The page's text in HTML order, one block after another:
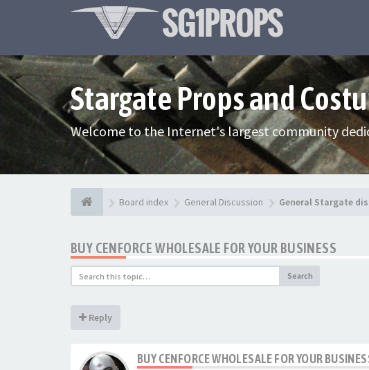
Stargate Props and
Welcome to the Internet's largest community
Board index General Discussion General Stargate
BUY CENFORCE WHOLESALE FOR YOUR BUSINESS
Search
Reply
BUY CENFORCE WHOLESALE FOR YOUR